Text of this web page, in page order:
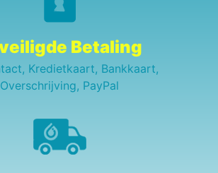
Betaling
Kredietkaart, Bankkaart,
Overschrijving, PayPal